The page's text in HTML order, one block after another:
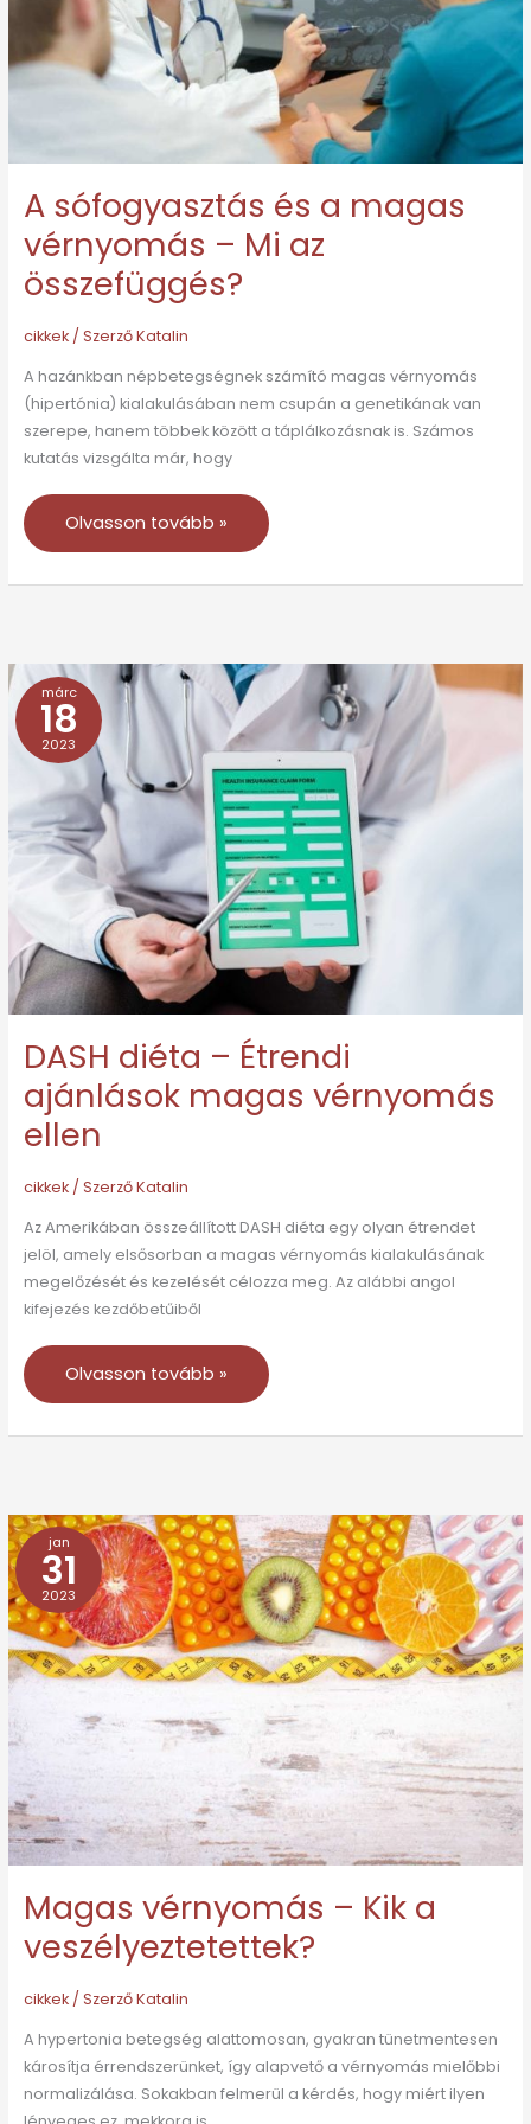
A sófogyasztás és a magas
vérnyomás – Mi az
összefüggés?
cikkek/ SzerzőKatalin
A hazánkban népbetegségnek számító magas vérnyomás
(hipertónia) kialakulásában nem csupán a genetikának van
szerepe, hanem többek között a táplálkozásnak is. Számos
kutatás vizsgálta már, hogy
vérnyomás
–
Mi
Olvasson tovább »
márc
18
2023
DASH diéta – Étrendi
ajánlások magas vérnyomás
ellen
cikkek/ SzerzőKatalin
Az Amerikában összeállított DASH diéta egy olyan étrendet
jelöl, amely elsősorban a magas vérnyomás kialakulásának
megelőzését és kezelését célozza meg. Az alábbi angol
kifejezés kezdőbetűiből
DASH
diéta
–
Étrendi
ajánlások
magas
vérnyomás
ellen
Olvasson tovább »
jan
31
2023
Magas vérnyomás – Kik a
veszélyeztetettek?
cikkek/ SzerzőKatalin
A hypertonia betegség alattomosan, gyakran tünetmentesen
károsítja érrendszerünket, így alapvető a vérnyomás mielőbbi
normalizálása. Sokakban felmerül a kérdés, hogy miért ilyen
Magas
vérnyomás
–
Kik
a